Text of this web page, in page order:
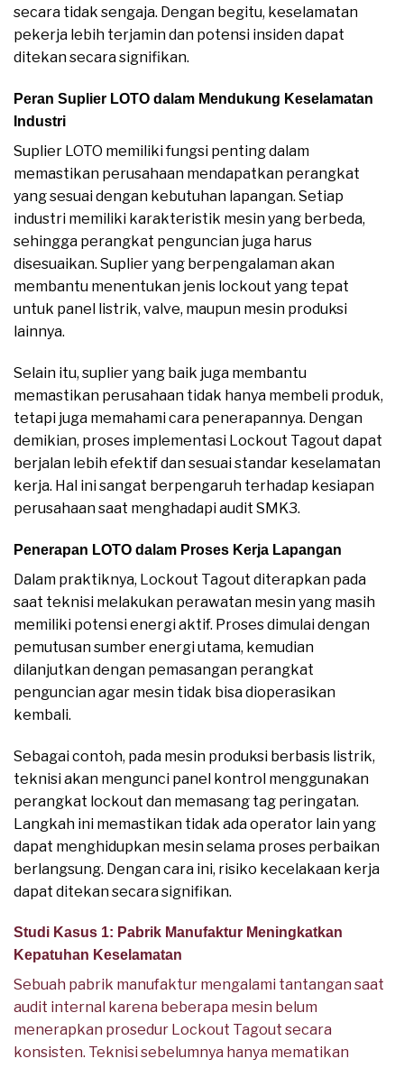
secara tidak sengaja. Dengan begitu, keselamatan
pekerja lebih terjamin dan potensi insiden dapat
ditekan secara signifikan.
Peran Suplier LOTO dalam Mendukung Keselamatan
Industri
Suplier LOTO memiliki fungsi penting dalam
memastikan perusahaan mendapatkan perangkat
yang sesuai dengan kebutuhan lapangan. Setiap
industri memiliki karakteristik mesin yang berbeda,
sehingga perangkat penguncian juga harus
disesuaikan. Suplier yang berpengalaman akan
membantu menentukan jenis lockout yang tepat
untuk panel listrik, valve, maupun mesin produksi
lainnya.
Selain itu, suplier yang baik juga membantu
memastikan perusahaan tidak hanya membeli produk,
tetapi juga memahami cara penerapannya. Dengan
demikian, proses implementasi Lockout Tagout dapat
berjalan lebih efektif dan sesuai standar keselamatan
kerja. Hal ini sangat berpengaruh terhadap kesiapan
perusahaan saat menghadapi audit SMK3.
Penerapan LOTO dalam Proses Kerja Lapangan
Dalam praktiknya, Lockout Tagout diterapkan pada
saat teknisi melakukan perawatan mesin yang masih
memiliki potensi energi aktif. Proses dimulai dengan
pemutusan sumber energi utama, kemudian
dilanjutkan dengan pemasangan perangkat
penguncian agar mesin tidak bisa dioperasikan
kembali.
Sebagai contoh, pada mesin produksi berbasis listrik,
teknisi akan mengunci panel kontrol menggunakan
perangkat lockout dan memasang tag peringatan.
Langkah ini memastikan tidak ada operator lain yang
dapat menghidupkan mesin selama proses perbaikan
berlangsung. Dengan cara ini, risiko kecelakaan kerja
dapat ditekan secara signifikan.
Studi Kasus 1: Pabrik Manufaktur Meningkatkan
Kepatuhan Keselamatan
Sebuah pabrik manufaktur mengalami tantangan saat
audit internal karena beberapa mesin belum
menerapkan prosedur Lockout Tagout secara
konsisten. Teknisi sebelumnya hanya mematikan